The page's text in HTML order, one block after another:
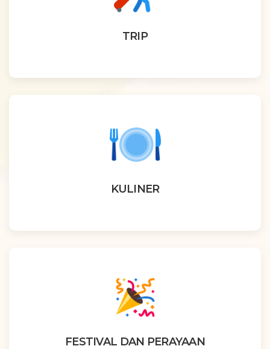
TRIP
KULINER
FESTIVAL DAN PERAYAAN